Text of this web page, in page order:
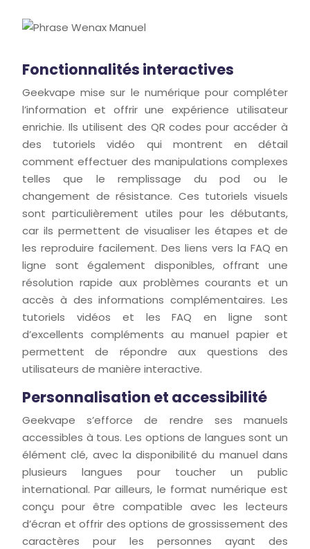
Fonctionnalités interactives
Geekvape mise sur le numérique pour compléter
l’information et offrir une expérience utilisateur
enrichie. Ils utilisent des QR codes pour accéder à
des tutoriels vidéo qui montrent en détail
comment effectuer des manipulations complexes
telles que le remplissage du pod ou le
changement de résistance. Ces tutoriels visuels
sont particulièrement utiles pour les débutants,
car ils permettent de visualiser les étapes et de
les reproduire facilement. Des liens vers la FAQ en
ligne sont également disponibles, offrant une
résolution rapide aux problèmes courants et un
accès à des informations complémentaires. Les
tutoriels vidéos et les FAQ en ligne sont
d’excellents compléments au manuel papier et
permettent de répondre aux questions des
utilisateurs de manière interactive.
Personnalisation et accessibilité
Geekvape s’efforce de rendre ses manuels
accessibles à tous. Les options de langues sont un
élément clé, avec la disponibilité du manuel dans
plusieurs langues pour toucher un public
international. Par ailleurs, le format numérique est
conçu pour être compatible avec les lecteurs
d’écran et offrir des options de grossissement des
caractères pour les personnes ayant des